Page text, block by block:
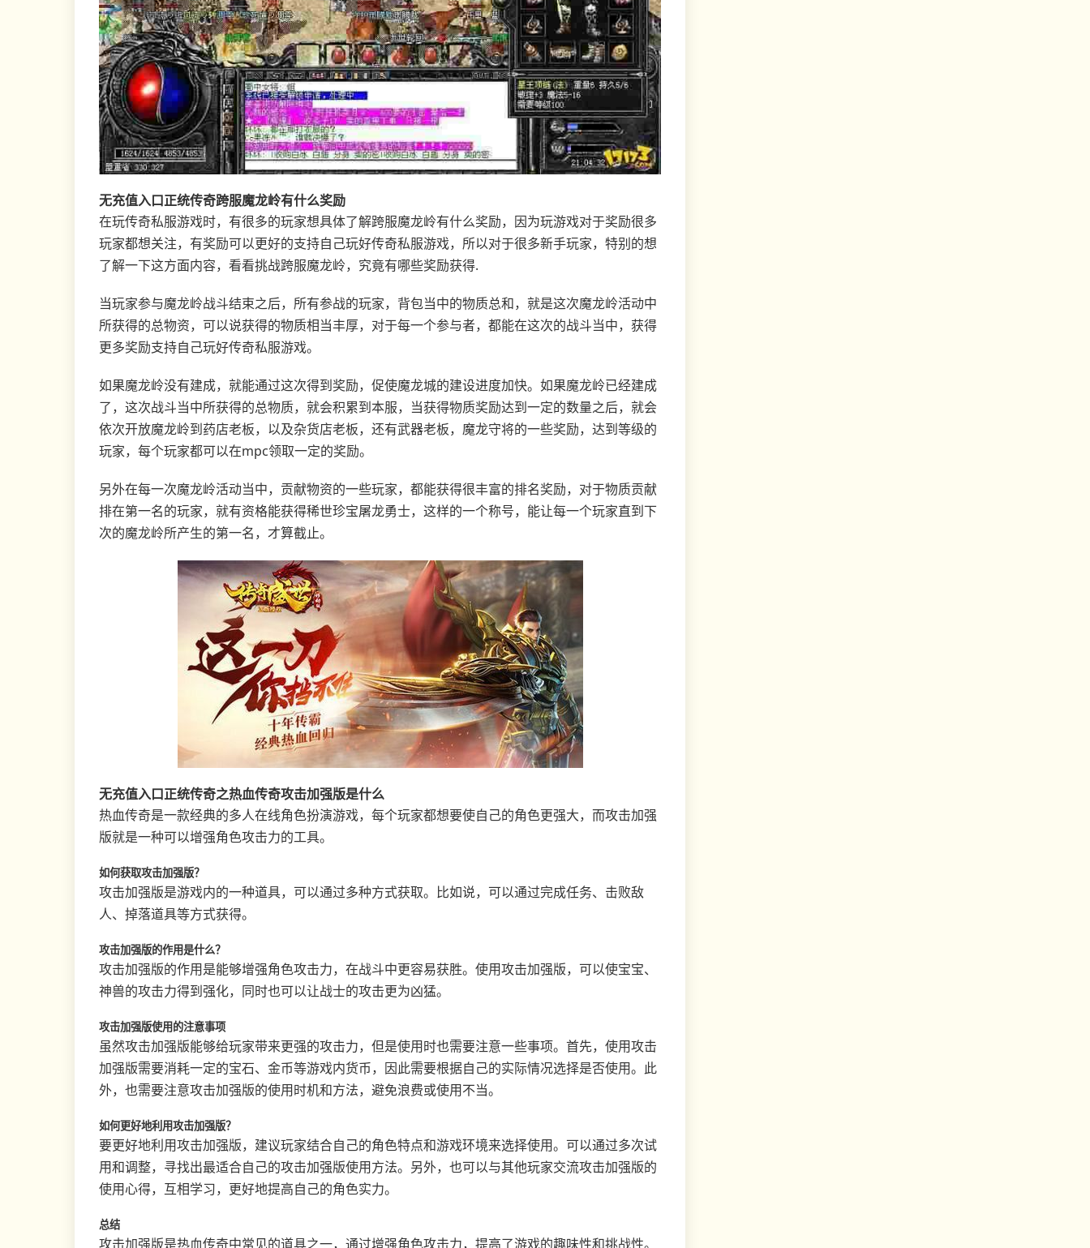
无充值入口正统传奇跨服魔龙岭有什么奖励
在玩传奇私服游戏时，有很多的玩家想具体了解跨服魔龙岭有什么奖励，因为玩游戏对于奖励很多
玩家都想关注，有奖励可以更好的支持自己玩好传奇私服游戏，所以对于很多新手玩家，特别的想
了解一下这方面内容，看看挑战跨服魔龙岭，究竟有哪些奖励获得.
当玩家参与魔龙岭战斗结束之后，所有参战的玩家，背包当中的物质总和，就是这次魔龙岭活动中
所获得的总物资，可以说获得的物质相当丰厚，对于每一个参与者，都能在这次的战斗当中，获得
更多奖励支持自己玩好传奇私服游戏。
如果魔龙岭没有建成，就能通过这次得到奖励，促使魔龙城的建设进度加快。如果魔龙岭已经建成
了，这次战斗当中所获得的总物质，就会积累到本服，当获得物质奖励达到一定的数量之后，就会
依次开放魔龙岭到药店老板，以及杂货店老板，还有武器老板，魔龙守将的一些奖励，达到等级的
玩家，每个玩家都可以在mpc领取一定的奖励。
另外在每一次魔龙岭活动当中，贡献物资的一些玩家，都能获得很丰富的排名奖励，对于物质贡献
排在第一名的玩家，就有资格能获得稀世珍宝屠龙勇士，这样的一个称号，能让每一个玩家直到下
次的魔龙岭所产生的第一名，才算截止。
无充值入口正统传奇之热血传奇攻击加强版是什么
热血传奇是一款经典的多人在线角色扮演游戏，每个玩家都想要使自己的角色更强大，而攻击加强
版就是一种可以增强角色攻击力的工具。
如何获取攻击加强版？
攻击加强版是游戏内的一种道具，可以通过多种方式获取。比如说，可以通过完成任务、击败敌
人、掉落道具等方式获得。
攻击加强版的作用是什么？
攻击加强版的作用是能够增强角色攻击力，在战斗中更容易获胜。使用攻击加强版，可以使宝宝、
神兽的攻击力得到强化，同时也可以让战士的攻击更为凶猛。
攻击加强版使用的注意事项
虽然攻击加强版能够给玩家带来更强的攻击力，但是使用时也需要注意一些事项。首先，使用攻击
加强版需要消耗一定的宝石、金币等游戏内货币，因此需要根据自己的实际情况选择是否使用。此
外，也需要注意攻击加强版的使用时机和方法，避免浪费或使用不当。
如何更好地利用攻击加强版？
要更好地利用攻击加强版，建议玩家结合自己的角色特点和游戏环境来选择使用。可以通过多次试
用和调整，寻找出最适合自己的攻击加强版使用方法。另外，也可以与其他玩家交流攻击加强版的
使用心得，互相学习，更好地提高自己的角色实力。
总结
攻击加强版是热血传奇中常见的道具之一，通过增强角色攻击力，提高了游戏的趣味性和挑战性。